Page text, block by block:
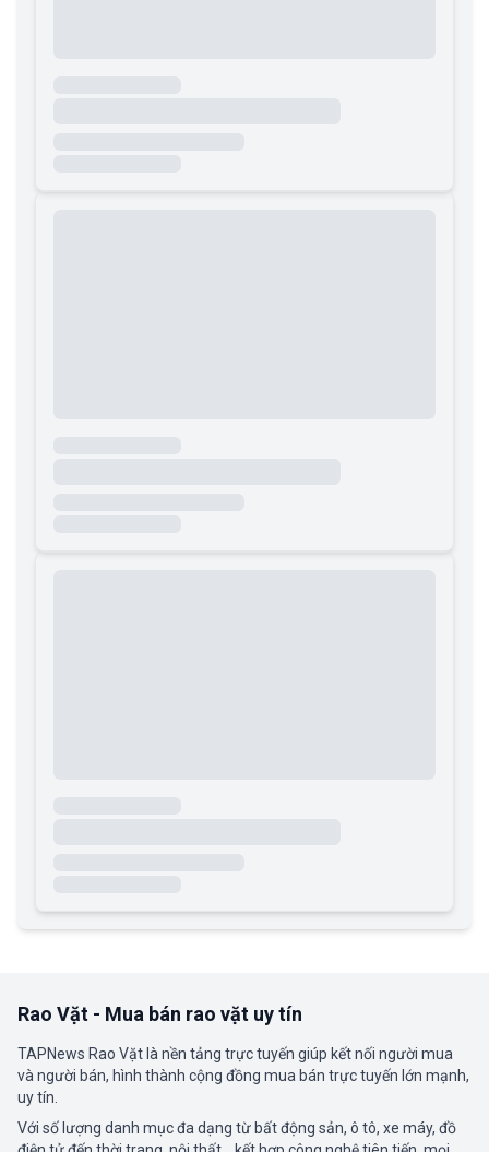
Rao Vặt - Mua bán rao vặt uy tín
TAPNews Rao Vặt là nền tảng trực tuyến giúp kết nối người mua
và người bán, hình thành cộng đồng mua bán trực tuyến lớn mạnh,
uy tín.
Với số lượng danh mục đa dạng từ bất động sản, ô tô, xe máy, đồ